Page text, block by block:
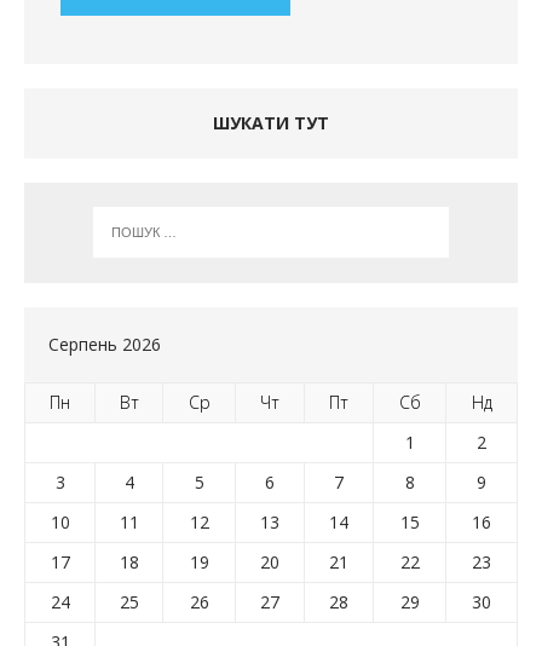
ШУКАТИ ТУТ
Серпень 2026
Пн Вт Ср Чт Пт Сб
Нд
1
2
3
4 5 6 7 8
9
10
11 12 13 14 15
16
17
18 19 20 21 22
23
24
25 26 27 28 29
30